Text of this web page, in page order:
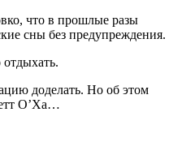
что в прошлые разы
сны без предупреждения.
доделать. Но об этом
О’Ха…